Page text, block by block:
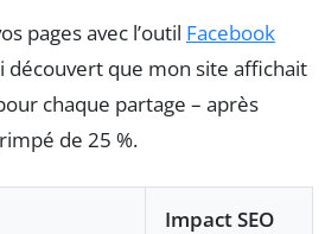
pages avec l’outil Facebook
découvert que mon site affichait
chaque partage – après
de 25 %.
Impact SEO